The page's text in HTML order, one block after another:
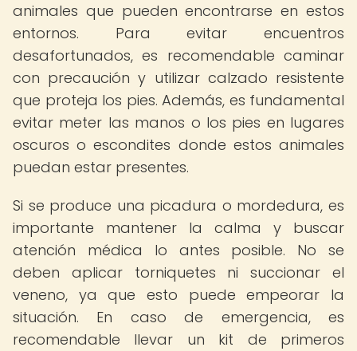
animales que pueden encontrarse en estos
entornos. Para evitar encuentros
desafortunados, es recomendable caminar
con precaución y utilizar calzado resistente
que proteja los pies. Además, es fundamental
evitar meter las manos o los pies en lugares
oscuros o escondites donde estos animales
puedan estar presentes.
Si se produce una picadura o mordedura, es
importante mantener la calma y buscar
atención médica lo antes posible. No se
deben aplicar torniquetes ni succionar el
veneno, ya que esto puede empeorar la
situación. En caso de emergencia, es
recomendable llevar un kit de primeros